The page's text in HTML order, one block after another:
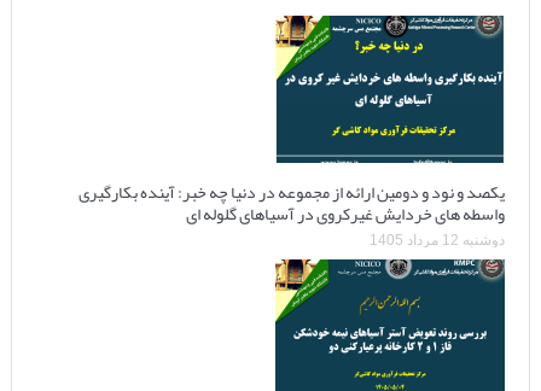
یکصد و نود و دومین ارائه از مجموعه در دنیا چه خبر: آینده بکارگیری
واسطه های خردایش غیرکروی در آسیاهای گلوله ای
دوشنبه 12 مرداد 1405